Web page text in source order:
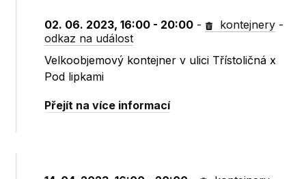
02. 06. 2023, 16:00 - 20:00 - kontejnery -
odkaz na událost
Velkoobjemový kontejner v ulici Třístoličná x
Pod lipkami
Přejít na více informací